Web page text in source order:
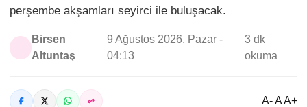
perşembe akşamları seyirci ile buluşacak.
Birsen
Altuntaş
9 Ağustos 2026, Pazar -
04:13
3 dk
okuma
A- A A+